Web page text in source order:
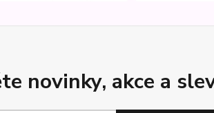
novinky, akce a